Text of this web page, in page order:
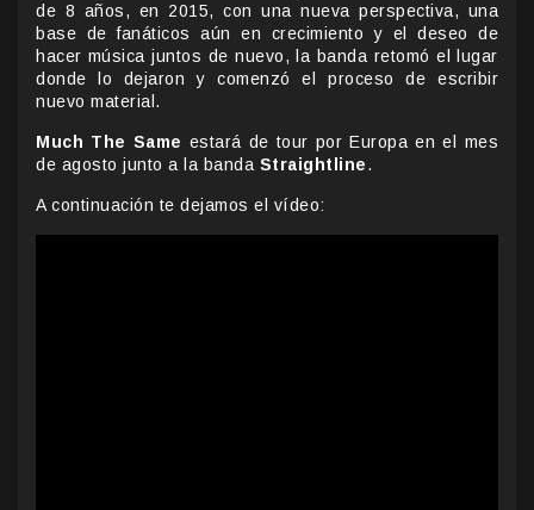
de 8 años, en 2015, con una nueva perspectiva, una
base de fanáticos aún en crecimiento y el deseo de
hacer música juntos de nuevo, la banda retomó el lugar
donde lo dejaron y comenzó el proceso de escribir
nuevo material.
Much The Same estará de tour por Europa en el mes
de agosto junto a la banda Straightline.
A continuación te dejamos el vídeo: